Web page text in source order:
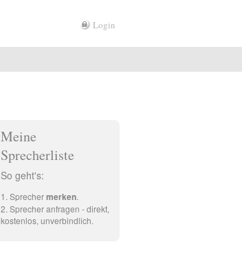
Login
Meine
Sprecherliste
So geht's:
Sprechermerken.
Sprecher anfragen - direkt,
kostenlos, unverbindlich.